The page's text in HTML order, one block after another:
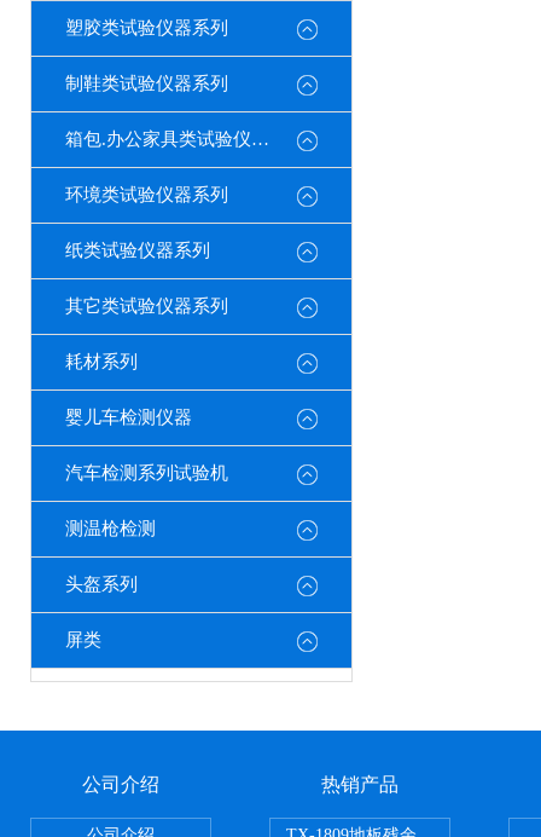
塑胶类试验仪器系列
制鞋类试验仪器系列
箱包.办公家具类试验仪器系列
环境类试验仪器系列
纸类试验仪器系列
其它类试验仪器系列
耗材系列
婴儿车检测仪器
汽车检测系列试验机
测温枪检测
头盔系列
屏类
公司介绍 热销产品